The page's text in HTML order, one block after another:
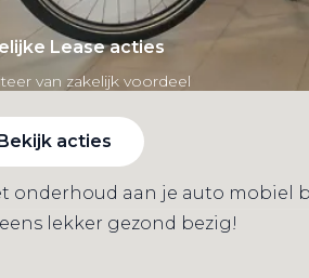
Lease acties
van zakelijk voordeel
acties
onderhoud aan je auto mobiel
lekker gezond bezig!